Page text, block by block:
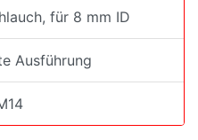
für 8 mm ID
Ausführung